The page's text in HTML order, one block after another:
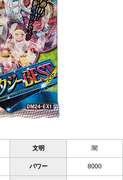
文明 闇
パワー 8000